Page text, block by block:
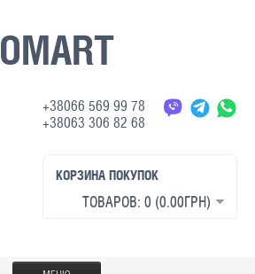
OMART
+38066 569 99 78
+38063 306 82 68
КОРЗИНА ПОКУПОК
ТОВАРОВ: 0 (0.00ГРН)